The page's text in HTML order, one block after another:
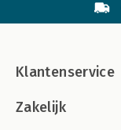
Klantenservice
Zakelijk